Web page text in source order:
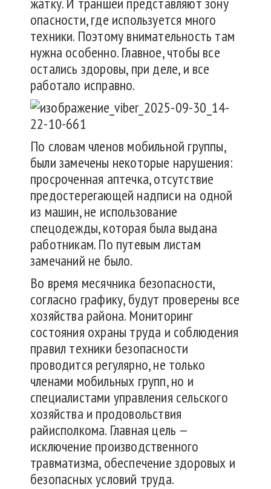
опасности, где используется много
техники. Поэтому внимательность там
нужна особенно. Главное, чтобы все
остались здоровы, при деле, и все
работало исправно.
По словам членов мобильной группы,
были замечены некоторые нарушения:
просроченная аптечка, отсутствие
предостерегающей надписи на одной
из машин, не использование
спецодежды, которая была выдана
работникам. По путевым листам
замечаний не было.
Во время месячника безопасности,
согласно графику, будут проверены все
хозяйства района. Мониторинг
состояния охраны труда и соблюдения
правил техники безопасности
проводится регулярно, не только
членами мобильных групп, но и
специалистами управления сельского
хозяйства и продовольствия
райисполкома. Главная цель —
исключение производственного
травматизма, обеспечение здоровых и
безопасных условий труда.